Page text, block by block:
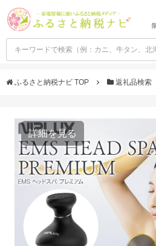
ふるさと納税ナビ TOP 返礼品検索
詳細を見る